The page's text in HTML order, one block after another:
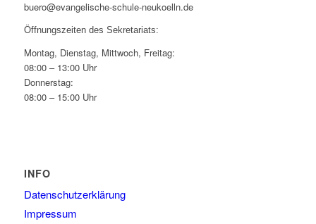
buero@evangelische-schule-neukoelln.de
Öffnungszeiten des Sekretariats:
Montag, Dienstag, Mittwoch, Freitag:
08:00 – 13:00 Uhr
Donnerstag:
08:00 – 15:00 Uhr
INFO
Datenschutzerklärung
Impressum